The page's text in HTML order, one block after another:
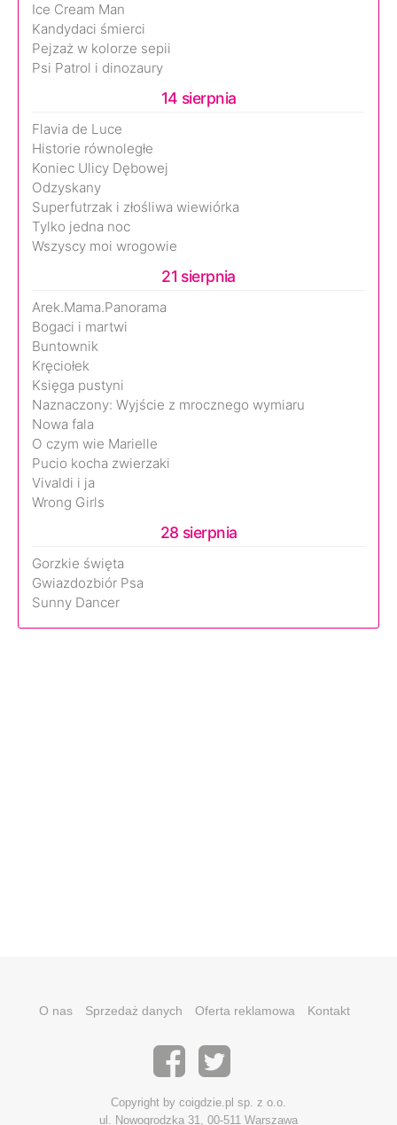
Ice Cream Man
Kandydaci śmierci
Pejzaż w kolorze sepii
Psi Patrol i dinozaury
14 sierpnia
Flavia de Luce
Historie równoległe
Koniec Ulicy Dębowej
Odzyskany
Superfutrzak i złośliwa wiewiórka
Tylko jedna noc
Wszyscy moi wrogowie
21 sierpnia
Arek.Mama.Panorama
Bogaci i martwi
Buntownik
Kręciołek
Księga pustyni
Naznaczony: Wyjście z mrocznego wymiaru
Nowa fala
O czym wie Marielle
Pucio kocha zwierzaki
Vivaldi i ja
Wrong Girls
28 sierpnia
Gorzkie święta
Gwiazdozbiór Psa
Sunny Dancer
O nas Sprzedaż danych Oferta reklamowa Kontakt
Copyright by coigdzie.pl sp. z o.o.
ul. Nowogrodzka 31, 00-511 Warszawa